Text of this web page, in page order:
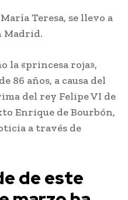
Teresa, se llevo a
Madrid.
la «princesa roja»,
86 años, a causa del
del rey Felipe VI de
Enrique de Bourbón,
a través de
de este